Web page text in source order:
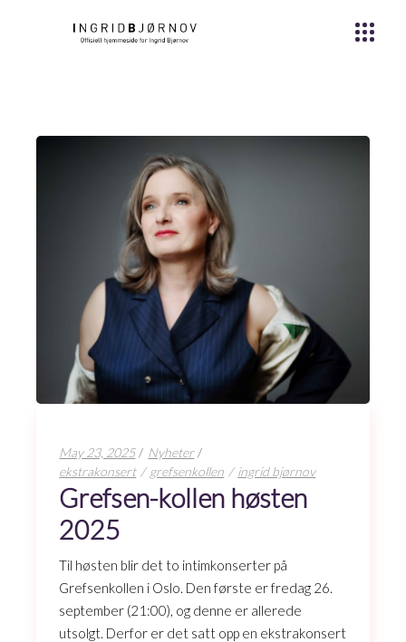
May 23, 2025
Nyheter
ekstrakonsert
grefsenkollen ingrid bjørnov
Grefsen-kollen høsten
2025
Til høsten blir det to intimkonserter på
Grefsenkollen i Oslo. Den første er fredag 26.
september (21:00), og denne er allerede
utsolgt. Derfor er det satt opp en ekstrakonsert